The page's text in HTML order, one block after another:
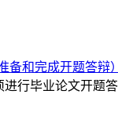
备和完成开题答辩）
行毕业论文开题